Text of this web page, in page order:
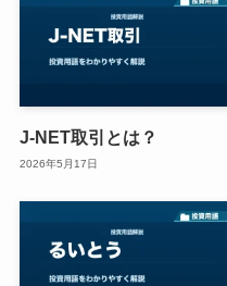
J-NET取引とは？
2026年5月17日